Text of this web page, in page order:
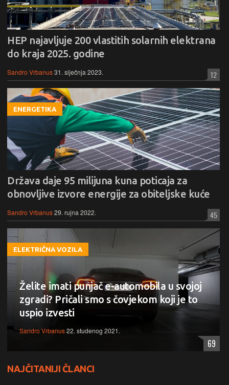
HEP najavljuje 200 vlastitih solarnih elektrana
do kraja 2025. godine
Sandro Vrbanus31. siječnja 2023. 12
ENERGETIKA
Država daje 95 milijuna kuna poticaja za
obnovljive izvore energije za obiteljske kuće
Sandro Vrbanus29. rujna 2022. 45
ELEKTRIČNA VOZILA
Želite imati punjač e-automobila u svojoj
zgradi? Pričali smo s čovjekom koji je to
uspio izvesti
Sandro Vrbanus22. studenog 2021.
69
NAJČITANIJI ČLANCI